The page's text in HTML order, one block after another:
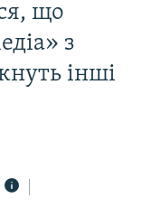
що
з
інші